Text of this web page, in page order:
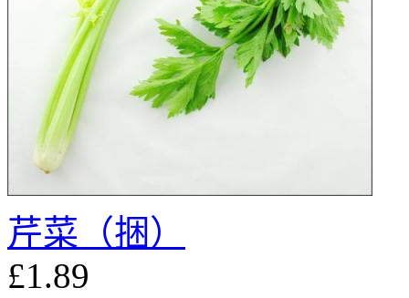
芹菜（捆）
£1.89